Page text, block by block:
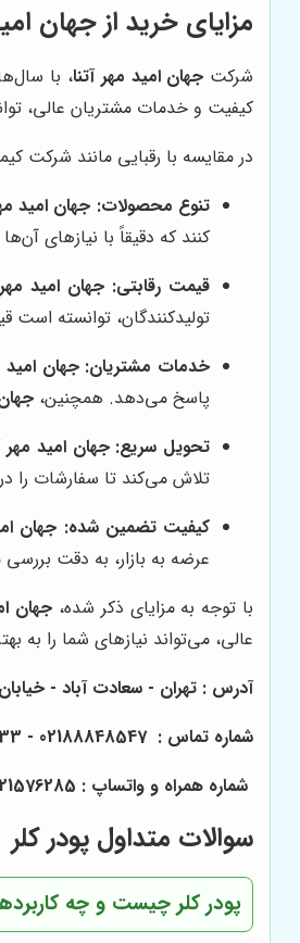
مزایای خرید ازجهان
شرکت جهان امید مهر آتنا، با
کیفیت و خدمات مشتریان عالی،
در مقایسه با رقبایی مانند شرکت
تنوع محصولات: جهان امید
کنند که دقیقاً با نیازهای
قیمت رقابتی: جهان امید مهر
تولیدکنندگان، توانسته
خدمات مشتریان: جهان امید
پاسخ می‌دهد. همچنین،
تحویل سریع: جهان امید مهر
تلاش می‌کند تا سفارشات را
کیفیت تضمین شده: جهان
عرضه به بازار، به دقت
با توجه به مزایای ذکر شده،جهان
عالی، می‌تواند نیازهای شما را به
آدرس : تهران - سعادت آباد - خیابان
شماره تماس : 02188848547 - 02188317033
شماره همراه و واتساپ : 09121576285
سوالات متداول پودر کلر
پودر کلر چیست و چه